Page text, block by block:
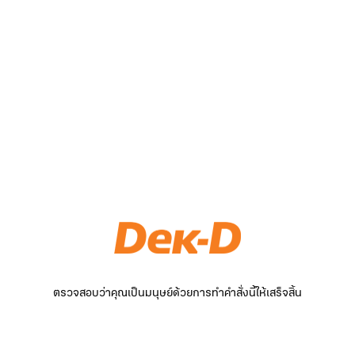
ตรวจสอบว่าคุณเป็นมนุษย์ด้วยการทำคำสั่งนี้ให้เสร็จสิ้น